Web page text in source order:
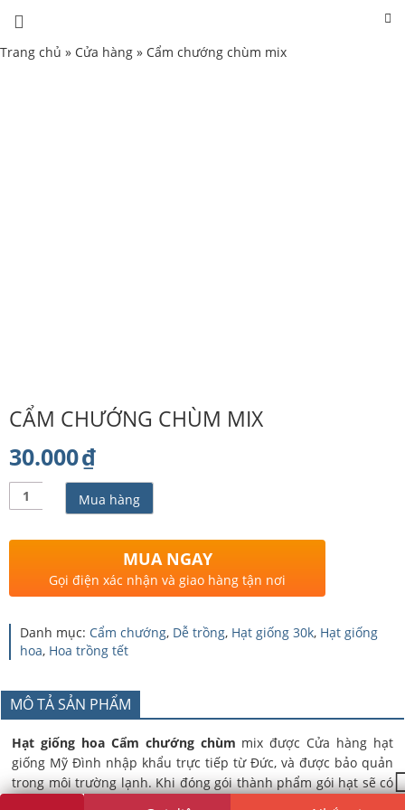
Trang chủ » Cửa hàng » Cẩm chướng chùm mix
CẨM CHƯỚNG CHÙM MIX
30.000₫
lượng
Mua hàng
MUA NGAY
Gọi điện xác nhận và giao hàng tận nơi
Danh mục: Cẩm chướng, Dễ trồng, Hạt giống 30k, Hạt giống
hoa, Hoa trồng tết
MÔ TẢ SẢN PHẨM
Hạt giống hoa Cẩm chướng chùm mix được Cửa hàng hạt
giống Mỹ Đình nhập khẩu trực tiếp từ Đức, và được bảo quản
trong môi trường lạnh. Khi đóng gói thành phẩm gói hạt sẽ có